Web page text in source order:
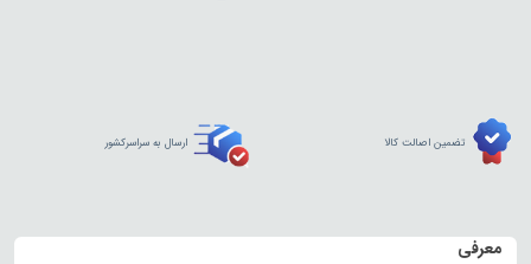
تضمین اصالت کالا ارسال به سراسرکشور
معرفی